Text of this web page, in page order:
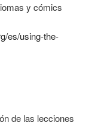
y cómics
es/using-the-
de las lecciones